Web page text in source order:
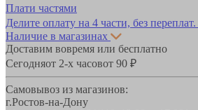
Плати частями
Делите оплату на 4 части, без переплат.
Наличие в магазинах
Доставим вовремя или бесплатно
Сегодняот 2-х часовот 90 ₽
Самовывоз из магазинов:
г.Ростов-на-Дону